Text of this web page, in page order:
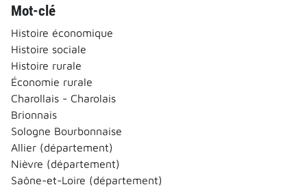
Mot-clé
Histoire économique
Histoire sociale
Histoire rurale
Économie rurale
Charollais - Charolais
Brionnais
Sologne Bourbonnaise
Allier (département)
Nièvre (département)
Saône-et-Loire (département)